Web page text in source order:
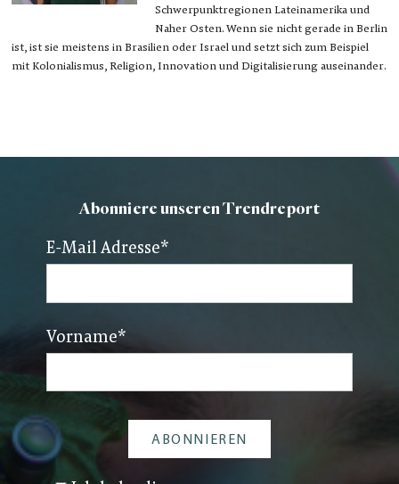
Schwerpunktregionen Lateinamerika und
Naher Osten. Wenn sie nicht gerade in Berlin
ist, ist sie meistens in Brasilien oder Israel und setzt sich zum Beispiel
mit Kolonialismus, Religion, Innovation und Digitalisierung auseinander.
Abonniere unseren Trendreport
E-Mail Adresse*
Vorname*